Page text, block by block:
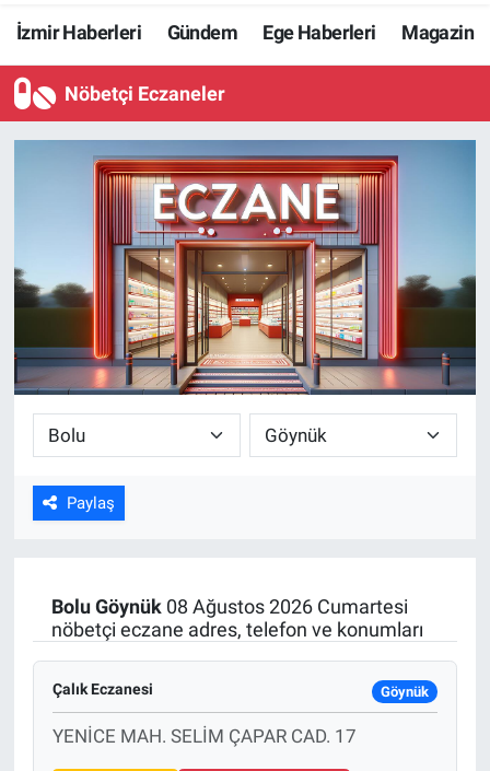
İzmir Haberleri Gündem Ege Haberleri Magazin
Nöbetçi Eczaneler
Paylaş
Bolu Göynük08 Ağustos 2026 Cumartesi
nöbetçi eczane adres, telefon ve konumları
Çalık Eczanesi Göynük
YENİCE MAH. SELİM ÇAPAR CAD. 17
Resmi İlanlar
Resmi Reklam
YAŞAM